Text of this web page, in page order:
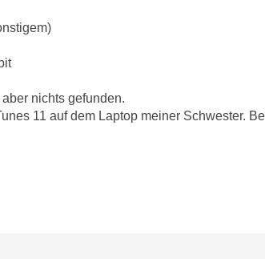
nichts gefunden.
11 auf dem Laptop meiner Schwester.